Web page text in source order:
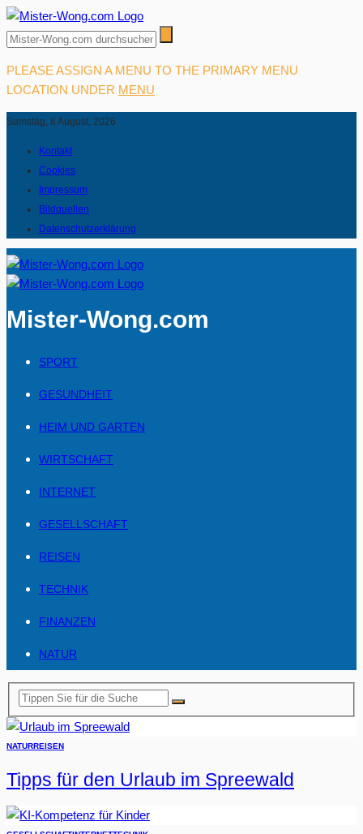
PLEASE ASSIGN A MENU TO THE PRIMARY MENU
LOCATION UNDER MENU
Samstag, 8 August, 2026
Kontakt
Cookies
Impressum
Bildquellen
Datenschutzerklärung
Mister-Wong.com
SPORT
GESUNDHEIT
HEIM UND GARTEN
WIRTSCHAFT
INTERNET
GESELLSCHAFT
REISEN
TECHNIK
FINANZEN
NATUR
NATURREISEN
Tipps für den Urlaub im Spreewald